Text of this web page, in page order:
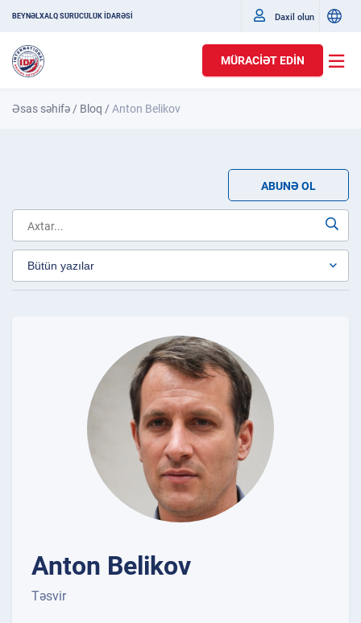
BEYNƏLXALQ SÜRÜCÜLÜK İDARƏSİ Daxil olun
MÜRACIƏT EDIN
Əsas səhifə / Bloq /Anton Belikov
ABUNƏ OL
Anton Belikov
Təsvir